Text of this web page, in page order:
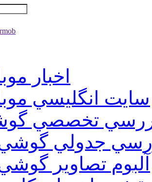
اخبار
سايت انگليسي
تخصصي
جدولي گوشي
آلبوم تصاوير